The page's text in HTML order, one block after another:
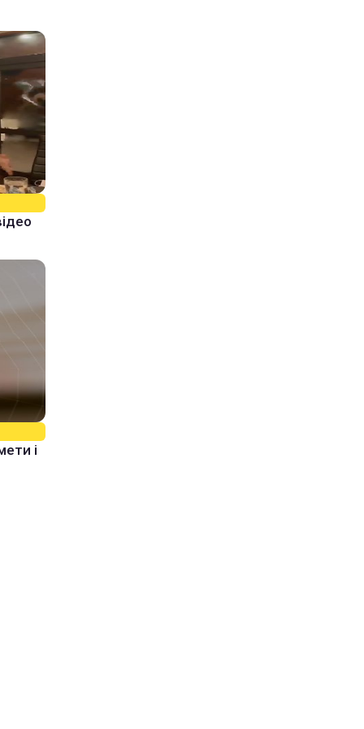
і